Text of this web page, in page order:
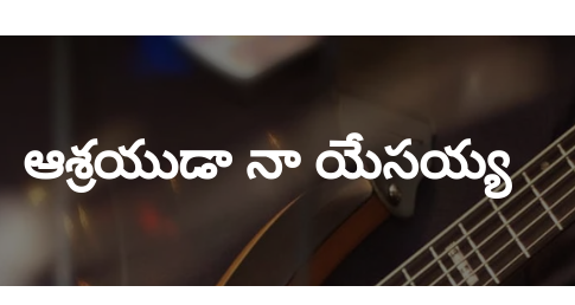
ఆశ్రయుడా నా యేసయ్య